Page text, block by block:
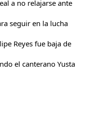
a no relajarse ante
seguir en la lucha
Reyes fue baja de
el canterano Yusta